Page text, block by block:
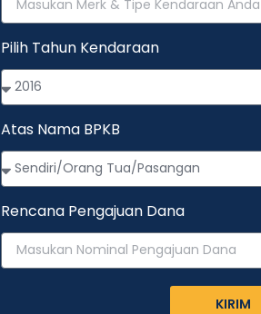
Pilih Tahun Kendaraan
Atas Nama BPKB
Rencana Pengajuan Dana
KIRIM